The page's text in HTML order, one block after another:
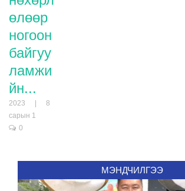
өлөөр
ногоон
байгуу
ламжи
йн...
2023 | 8
сарын 1
0
МЭНДЧИЛГЭЭ